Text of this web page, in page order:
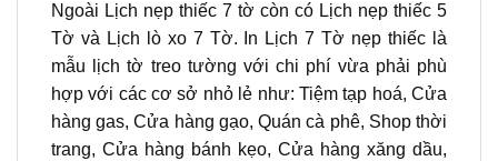
Ngoài Lịch nẹp thiếc 7 tờ còn có Lịch nẹp thiếc 5
Tờ và Lịch lò xo 7 Tờ. In Lịch 7 Tờ nẹp thiếc là
mẫu lịch tờ treo tường với chi phí vừa phải phù
hợp với các cơ sở nhỏ lẻ như: Tiệm tạp hoá, Cửa
hàng gas, Cửa hàng gạo, Quán cà phê, Shop thời
trang, Cửa hàng bánh kẹo, Cửa hàng xăng dầu,